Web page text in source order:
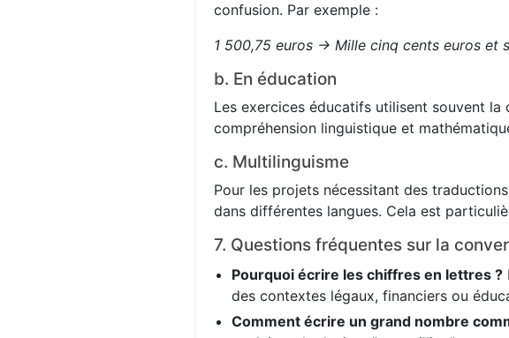
confusion. Par exemple :
1 500,75 euros → Mille cinq cents euros et
b. En éducation
Les exercices éducatifs utilisent souvent
compréhension linguistique et
c. Multilinguisme
Pour les projets nécessitant des
dans différentes langues. Cela est
7. Questions fréquentes sur la
Pourquoi écrire les chiffres en lettres ?
des contextes légaux, financiers ou
Comment écrire un grand nombre